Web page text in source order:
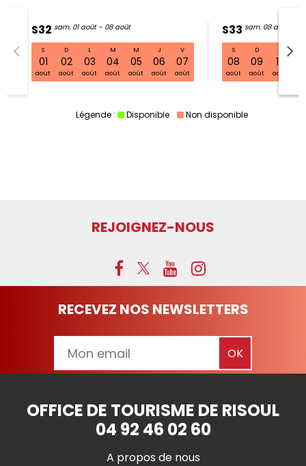
S32 sam. 01 août - 08 août
S
01
août
D
02
août
L
03
août
M
04
août
M
05
août
J
06
août
V
07
août
S33 sam. 08 août - 15
S
08
août
D
09
août
10
août
S32 sam. 01 août - 08 août
Légende : Disponible Non disponible
REJOIGNEZ-NOUS
RECEVEZ NOS NEWSLETTERS
OFFICE DE TOURISME DE RISOUL
04 92 46 02 60
A propos de nous